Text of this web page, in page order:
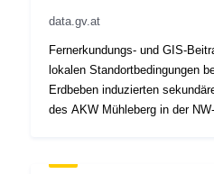
data.gv.at
Fernerkundungs- und GIS-
lokalen Standortbedingungen
Erdbeben induzierten
des AKW Mühleberg in der